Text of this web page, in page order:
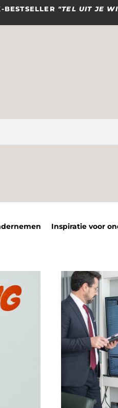
BESTSELLER "TEL UIT JE
Inspiratie voor